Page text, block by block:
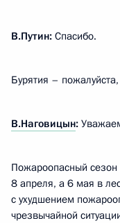
В.Путин: Спасибо.
Бурятия –
В.Наговицын:
Пожароопасный сезон
8 апреля, а 6 мая в
с ухудшением
чрезвычайной